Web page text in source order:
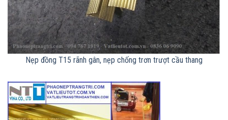
Nẹp đồng T15 rãnh gân, nẹp chống trơn trượt cầu thang